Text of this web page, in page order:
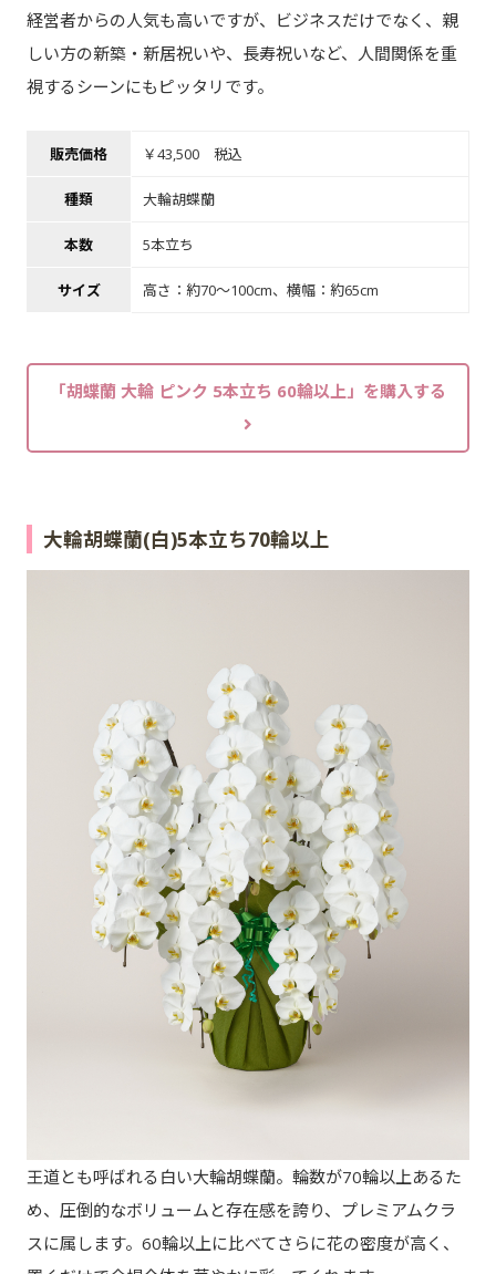
経営者からの人気も高いですが、ビジネスだけでなく、親
しい方の新築・新居祝いや、長寿祝いなど、人間関係を重
視するシーンにもピッタリです。
販売価格 ￥43,500 税込
種類 大輪胡蝶蘭
本数 5本立ち
サイズ 高さ：約70～100cm、横幅：約65cm
「胡蝶蘭 大輪 ピンク 5本立ち 60輪以上」を購入する
大輪胡蝶蘭(白)5本立ち70輪以上
王道とも呼ばれる白い大輪胡蝶蘭。輪数が70輪以上あるた
め、圧倒的なボリュームと存在感を誇り、プレミアムクラ
スに属します。60輪以上に比べてさらに花の密度が高く、